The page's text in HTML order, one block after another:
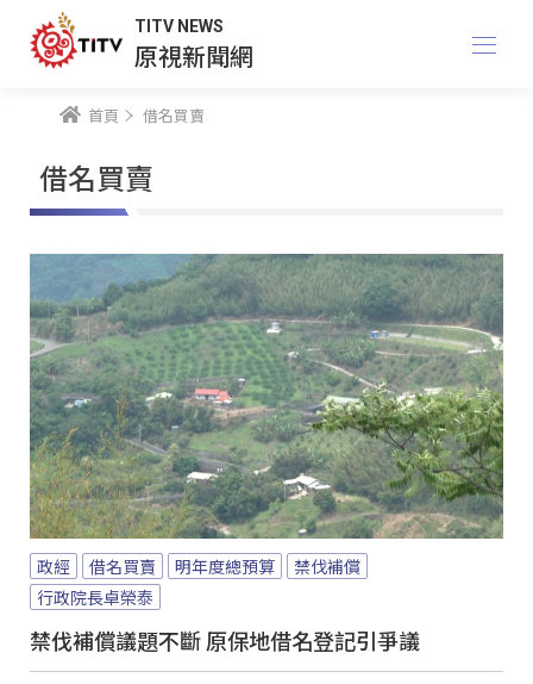
TITV NEWS
原視新聞網
首頁 借名買賣
借名買賣
政經 借名買賣 明年度總預算
禁伐補償
行政院長卓榮泰
禁伐補償議題不斷 原保地借名登記引爭議